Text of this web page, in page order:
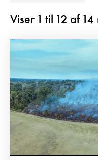
Viser 1 til 12 af 14